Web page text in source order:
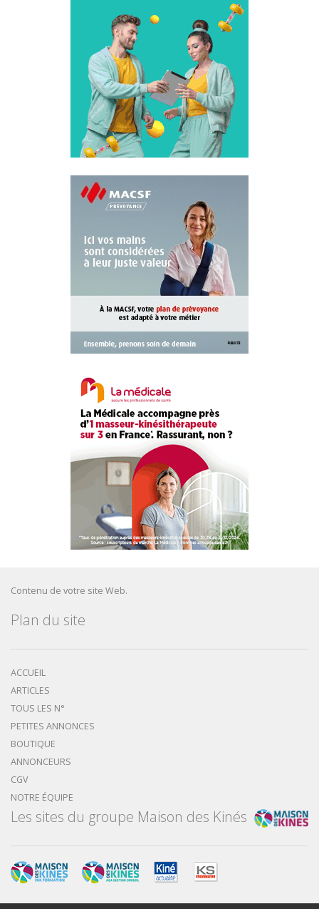
Contenu de votre site Web.
Plan du site
ACCUEIL
ARTICLES
TOUS LES N°
PETITES ANNONCES
BOUTIQUE
ANNONCEURS
CGV
NOTRE ÉQUIPE
Les sites du groupe Maison des Kinés